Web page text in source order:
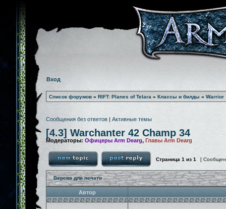
Вход
Список форумов » RIFT: Planes of Telara » Классы и билды » Warrior
Сообщения без ответов | Активные темы
[4.3] Warchanter 42 Champ 34
Модераторы: Офицеры Arm Dearg, Главы Arm Dearg
Страница 1 из 1 [
Версия для печати
Автор